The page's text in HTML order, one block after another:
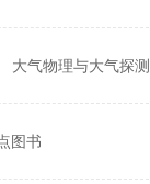
大气物理与大气探测
图书